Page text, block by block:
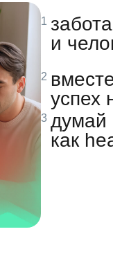
забота
и
успех
думай
как